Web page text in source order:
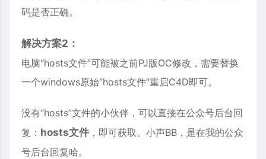
码是否正确。
解决方案2：
电脑“hosts文件”可能被之前PJ版OC修改，需要替换
一个windows原始“hosts文件”重启C4D即可。
没有“hosts”文件的小伙伴，可以直接在公众号后台回
复： hosts文件 ，即可获取。小声BB，是在我的公众
号后台回复哈。